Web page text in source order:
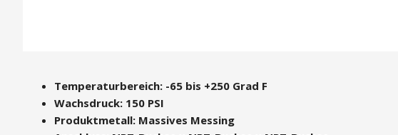
Temperaturbereich: -65 bis +250 Grad F
Wachsdruck: 150 PSI
Produktmetall: Massives Messing